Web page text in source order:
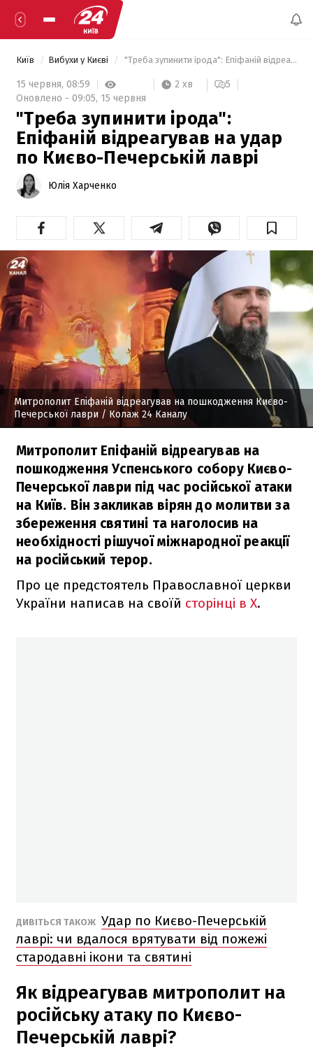
Київ Вибухи у Києві "Треба зупинити ірода": Епіфаній відреагував на удар по Києво-Печерській лаврі
15 червня, 08:59 2 хв
5
Оновлено - 09:05, 15 червня
"Треба зупинити ірода":
Епіфаній відреагував на удар
по Києво-Печерській лаврі
Юлія Харченко
Митрополит Епіфаній відреагував на пошкодження Києво-
Печерської лаври / Колаж 24 Каналу
Митрополит Епіфаній відреагував на
пошкодження Успенського собору Києво-
Печерської лаври під час російської атаки
на Київ. Він закликав вірян до молитви за
збереження святині та наголосив на
необхідності рішучої міжнародної реакції
на російський терор.
Про це предстоятель Православної церкви
України написав на своїй сторінці в X.
ДИВІТЬСЯ ТАКОЖ Удар по Києво-Печерській
лаврі: чи вдалося врятувати від пожежі
стародавні ікони та святині
Як відреагував митрополит на
російську атаку по Києво-
Печерській лаврі?